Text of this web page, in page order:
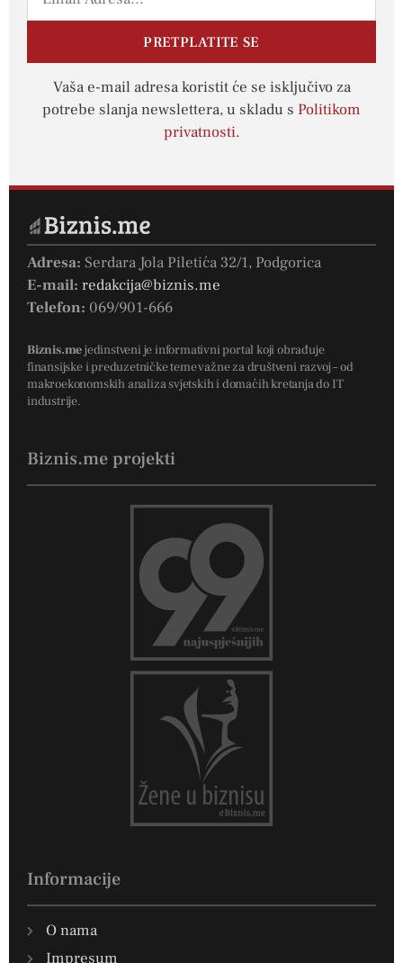
PRETPLATITE SE
Vaša e-mail adresa koristit će se isključivo za
potrebe slanja newslettera, u skladu s Politikom
privatnosti.
Adresa: Serdara Jola Piletića 32/1, Podgorica
E-mail: redakcija@biznis.me
Telefon: 069/901-666
Biznis.mejedinstveni je informativni portal koji obrađuje
finansijske i preduzetničke teme važne za društveni razvoj – od
makroekonomskih analiza svjetskih i domaćih kretanja do IT
industrije.
Biznis.me projekti
Informacije
O nama
Impresum